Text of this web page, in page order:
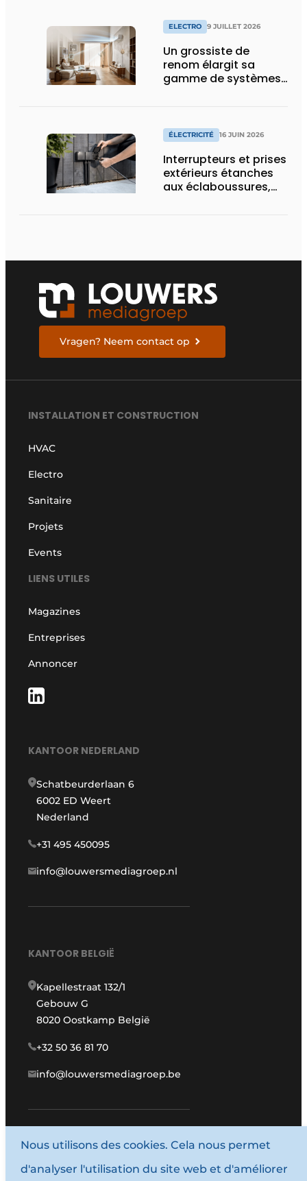
ELECTRO 9 JUILLET 2026
Un grossiste de
renom élargit sa
gamme de systèmes
marque premium
ÉLECTRICITÉ 16 JUIN 2026
Interrupteurs et prises
extérieurs étanches
aux éclaboussures,
Vragen? Neem contact op
INSTALLATION ET CONSTRUCTION
HVAC
Electro
Sanitaire
Projets
Events
LIENS UTILES
Magazines
Entreprises
Annoncer
KANTOOR NEDERLAND
Schatbeurderlaan 6
6002 ED Weert
Nederland
+31 495 450095
info@louwersmediagroep.nl
KANTOOR BELGIË
Kapellestraat 132/1
Gebouw G
8020 Oostkamp België
+32 50 36 81 70
info@louwersmediagroep.be
www.louwersmediagroep.com
© 1987 - 2026 Louwersmediagroep.
Nous utilisons des cookies. Cela nous permet
d'analyser l'utilisation du site web et d'améliorer